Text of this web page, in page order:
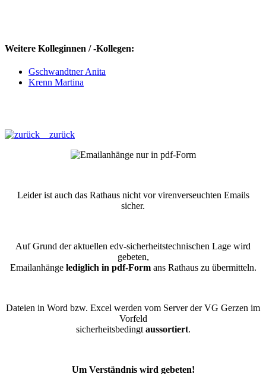
Weitere Kolleginnen / -Kollegen:
Gschwandtner Anita
Krenn Martina
zurück
Leider ist auch das Rathaus nicht vor virenverseuchten Emails
sicher.
Auf Grund der aktuellen edv-sicherheitstechnischen Lage wird
gebeten,
Emailanhänge lediglich in pdf-Formans Rathaus zu übermitteln.
Dateien in Word bzw. Excel werden vom Server der VG Gerzen im
Vorfeld
sicherheitsbedingt aussortiert.
Um Verständnis wird gebeten!